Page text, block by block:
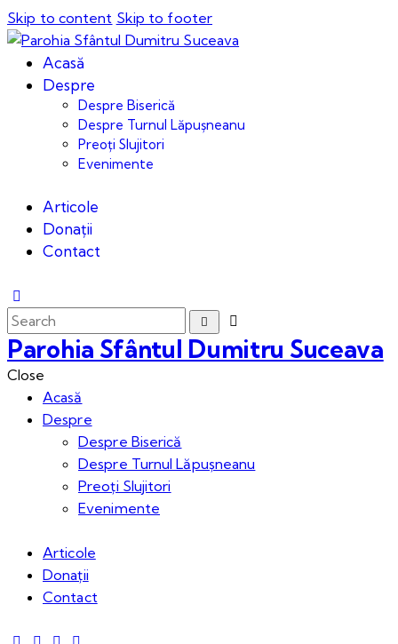
Skip to content Skip to footer
Acasă
Despre
Despre Biserică
Despre Turnul Lăpușneanu
Preoți Slujitori
Evenimente
Articole
Donații
Contact
Parohia Sfântul Dumitru Suceava
Close
Acasă
Despre
Despre Biserică
Despre Turnul Lăpușneanu
Preoți Slujitori
Evenimente
Articole
Donații
Contact